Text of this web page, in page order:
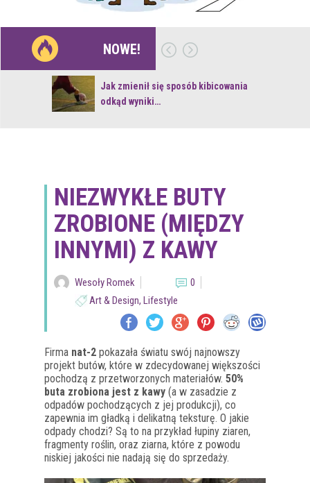
NOWE!
Jak zmienił się sposób kibicowania
odkąd wyniki…
NIEZWYKŁE BUTY
ZROBIONE (MIĘDZY
INNYMI) Z KAWY
Wesoły Romek
0
Art & Design, Lifestyle
Firma nat-2 pokazała światu swój najnowszy
projekt butów, które w zdecydowanej większości
pochodzą z przetworzonych materiałów. 50%
buta zrobiona jest z kawy (a w zasadzie z
odpadów pochodzących z jej produkcji), co
zapewnia im gładką i delikatną teksturę. O jakie
odpady chodzi? Są to na przykład łupiny ziaren,
fragmenty roślin, oraz ziarna, które z powodu
niskiej jakości nie nadają się do sprzedaży.